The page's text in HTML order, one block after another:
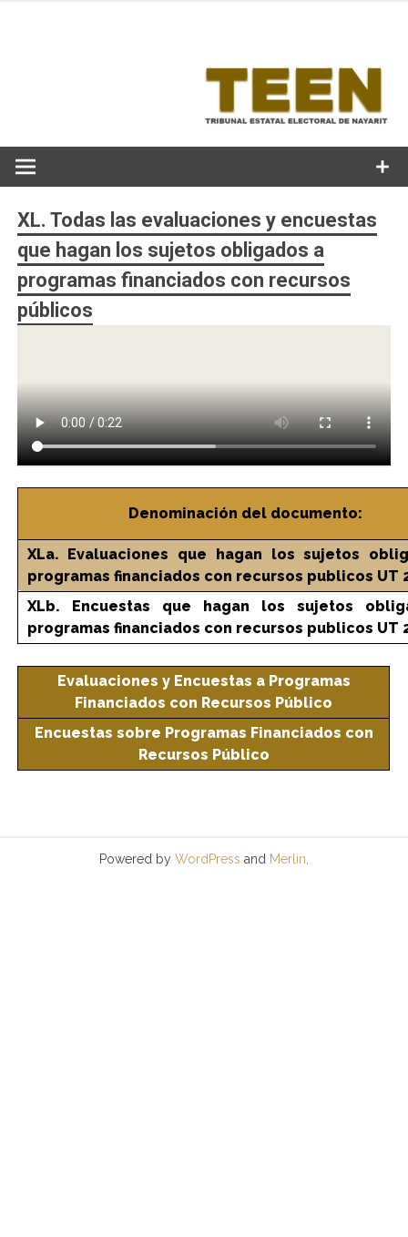
XL. Todas las evaluaciones y encuestas
que hagan los sujetos obligados a
programas financiados con recursos
públicos
Denominación del documento:
XLa. Evaluaciones que hagan los sujetos
programas financiados con recursos publicos UT
XLb. Encuestas que hagan los sujetos
programas financiados con recursos publicos UT
Evaluaciones y Encuestas a Programas
Financiados con Recursos Público
Encuestas sobre Programas Financiados con
Recursos Público
Powered by WordPress and Merlin